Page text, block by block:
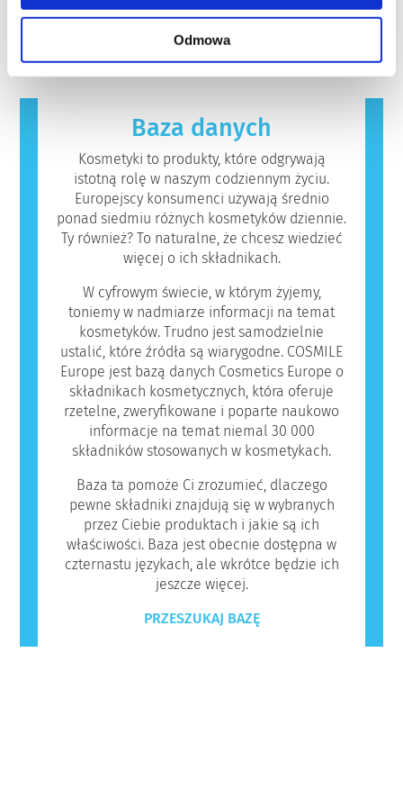
Odmowa
Rygorystyczne oceny bezpieczeństwa
produktów przeprowadzane przez
wykwalifikowanych ekspertów naukowych, do
których przeprowadzenia firmy są prawnie
potencjalne zagrożenia, w tym potencjalne
zaburzenia funkcjonowania układu
hormonalnego.
kosmetycznych.
układ odpornościowy danej osoby zareaguje
na substancje, które dla większości ludzi są
nieszkodliwe. Substancja, która powoduje
reakcję alergiczną nazywana jest alergenem.
mogą zawierać składniki, które dla niektórych
osób mogą okazać się alergizujące. Nie
oznacza to jednak, że produkt nie jest
bezpieczny dla innych.
czytaj więcej
Baza danych
Kosmetyki to produkty, które odgrywają
istotną rolę w naszym codziennym życiu.
Europejscy konsumenci używają średnio
ponad siedmiu różnych kosmetyków dziennie.
Ty również? To naturalne, że chcesz wiedzieć
więcej o ich składnikach.
W cyfrowym świecie, w którym żyjemy,
toniemy w nadmiarze informacji na temat
kosmetyków. Trudno jest samodzielnie
ustalić, które źródła są wiarygodne. COSMILE
Europe jest bazą danych Cosmetics Europe o
składnikach kosmetycznych, która oferuje
rzetelne, zweryfikowane i poparte naukowo
informacje na temat niemal 30 000
składników stosowanych w kosmetykach.
Baza ta pomoże Ci zrozumieć, dlaczego
pewne składniki znajdują się w wybranych
przez Ciebie produktach i jakie są ich
właściwości. Baza jest obecnie dostępna w
czternastu językach, ale wkrótce będzie ich
jeszcze więcej.
PRZESZUKAJ BAZĘ